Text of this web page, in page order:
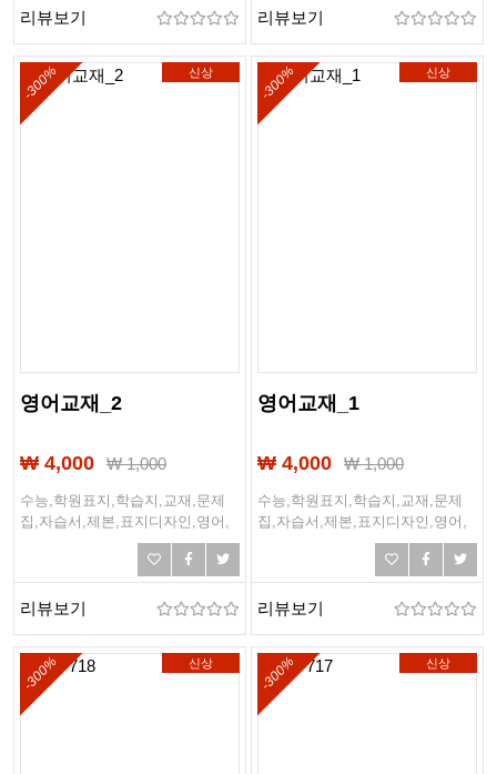
리뷰보기 리뷰보기
신상
-300%
영어교재_2
₩ 4,000 ₩1,000
수능,학원표지,학습지,교재,문제
집,자습서,제본,표지디자인,영어,
중등영어,고등영어,고등학교국영
어,중학교영어,학원교재,외국어표
지,수능문제집,모의고사모음집
리뷰보기
신상
-300%
영어교재_1
₩ 4,000 ₩1,000
수능,학원표지,학습지,교재,문제
집,자습서,제본,표지디자인,영어,
중등영어,고등영어,고등학교국영
어,중학교영어,학원교재,외국어표
지,수능문제집,모의고사모음집
리뷰보기
신상
-300% 신상
-300%